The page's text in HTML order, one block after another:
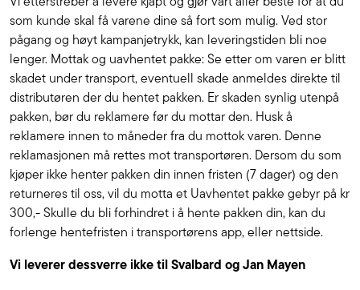
som kunde skal få varene dine så fort som mulig. Ved stor
pågang og høyt kampanjetrykk, kan leveringstiden bli noe
lenger. Mottak og uavhentet pakke: Se etter om varen er blitt
skadet under transport, eventuell skade anmeldes direkte til
distributøren der du hentet pakken. Er skaden synlig utenpå
pakken, bør du reklamere før du mottar den. Husk å
reklamere innen to måneder fra du mottok varen. Denne
reklamasjonen må rettes mot transportøren. Dersom du som
kjøper ikke henter pakken din innen fristen (7 dager) og den
returneres til oss, vil du motta et Uavhentet pakke gebyr på kr
300,- Skulle du bli forhindret i å hente pakken din, kan du
forlenge hentefristen i transportørens app, eller nettside.
Vi leverer dessverre ikke til Svalbard og Jan Mayen